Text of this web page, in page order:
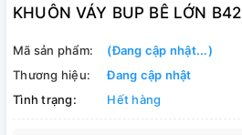
KHUÔN VÁY BUP BÊ LỚN B42
Mã sản phẩm:
(Đang cập nhật...)
Thương hiệu:
Đang cập nhật
Tình trạng:
Hết hàng